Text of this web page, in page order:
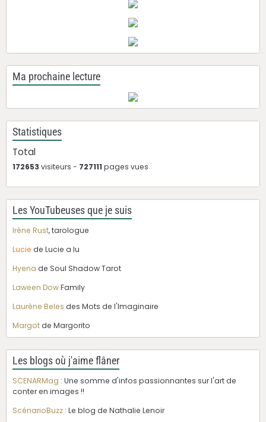
Ma prochaine lecture
Statistiques
Total
172653 visiteurs - 727111pages vues
Les YouTubeuses que je suis
Irène Rust, tarologue
Lucie de Lucie a lu
Hyena de Soul Shadow Tarot
Laween DowFamily
Laurène Beles des Mots de l'Imaginaire
Margotde Margorito
Les blogs où j'aime flâner
SCENARMag : Une somme d'infos passionnantes sur l'art de
conter en images !!
ScénarioBuzz : Le blog de Nathalie Lenoir